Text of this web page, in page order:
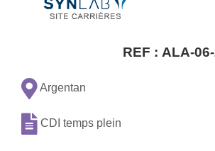
REF : ALA-
Argentan
CDI temps plein